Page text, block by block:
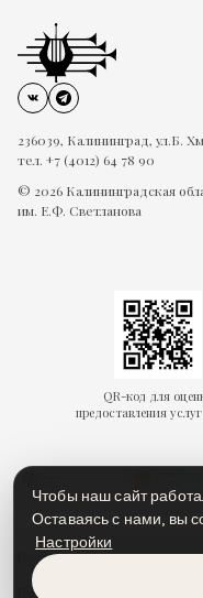
236039, Калининград, ул.Б.
тел. +7 (4012) 64 78 90
© 2026 Калининградская
им. Е.Ф. Светланова
QR-код для
предоставления
Гарантии безопасности
Политика конфиденциальности
Чтобы наш сайт
Оставаясь с нами, вы
Настройки